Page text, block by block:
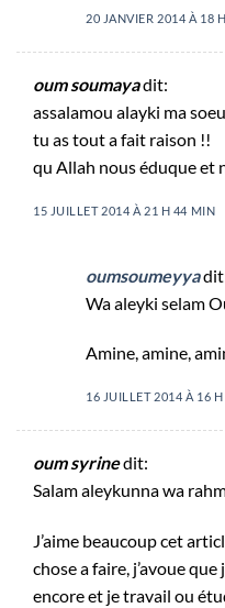
20 JANVIER 2014 À 18
oum soumayadit:
assalamou alayki ma
tu as tout a fait raison !!
qu Allah nous éduque et
15 JUILLET 2014 À 21 H 44 MIN
oumsoumeyya
Wa aleyki selam
Amine, amine,
16 JUILLET 2014 À 16
oum syrinedit:
Salam aleykunna wa
J’aime beaucoup cet
chose a faire, j’avoue
encore et je travail ou